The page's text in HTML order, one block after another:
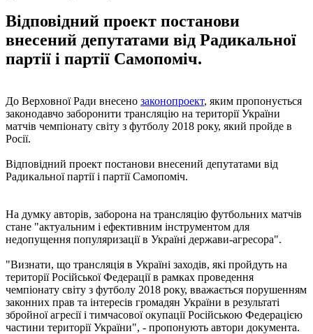
Відповідний проект постанови
внесений депутатами від Радикальної
партії і партії Самопоміч.
До Верховної Ради внесено законопроект, яким пропонується
законодавчо заборонити трансляцію на території України
матчів чемпіонату світу з футболу 2018 року, який пройде в
Росії.
Відповідний проект постанови внесений депутатами від
Радикальної партії і партії Самопоміч.
На думку авторів, заборона на трансляцію футбольних матчів
стане "актуальним і ефективним інструментом для
недопущення популяризації в Україні держави-агресора".
"Визнати, що трансляція в Україні заходів, які пройдуть на
території Російської Федерації в рамках проведення
чемпіонату світу з футболу 2018 року, вважається порушенням
законних прав та інтересів громадян України в результаті
збройної агресії і тимчасової окупації Російською Федерацією
частини території України", - пропонують автори документа.